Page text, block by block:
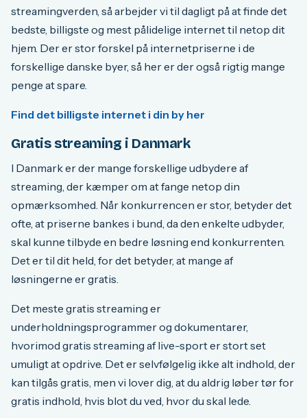
streamingverden, så arbejder vi til dagligt på at finde det
bedste, billigste og mest pålidelige internet til netop dit
hjem. Der er stor forskel på internetpriserne i de
forskellige danske byer, så her er der også rigtig mange
penge at spare.
Find det billigste internet i din by her
Gratis streaming i Danmark
I Danmark er der mange forskellige udbydere af
streaming, der kæmper om at fange netop din
opmærksomhed. Når konkurrencen er stor, betyder det
ofte, at priserne bankes i bund, da den enkelte udbyder,
skal kunne tilbyde en bedre løsning end konkurrenten.
Det er til dit held, for det betyder, at mange af
løsningerne er gratis.
Det meste gratis streaming er
underholdningsprogrammer og dokumentarer,
hvorimod gratis streaming af live-sport er stort set
umuligt at opdrive. Det er selvfølgelig ikke alt indhold, der
kan tilgås gratis, men vi lover dig, at du aldrig løber tør for
gratis indhold, hvis blot du ved, hvor du skal lede.